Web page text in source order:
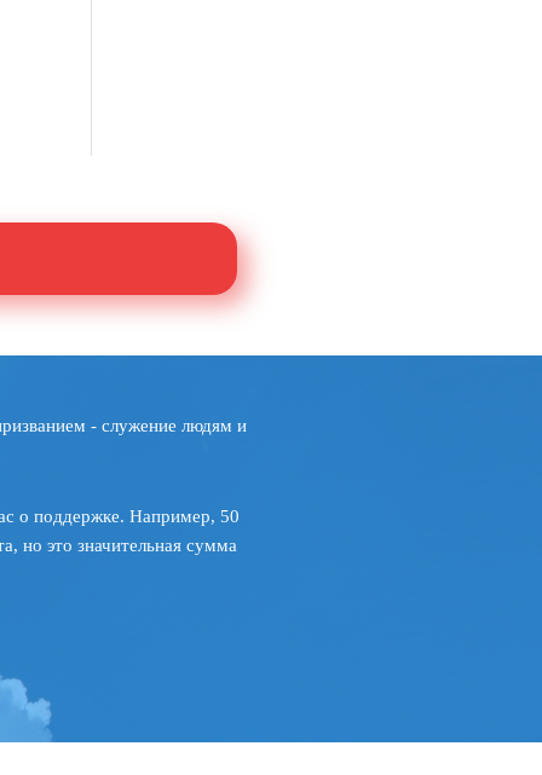
- служение людям и
о поддержке. Например, 50
но это значительная сумма